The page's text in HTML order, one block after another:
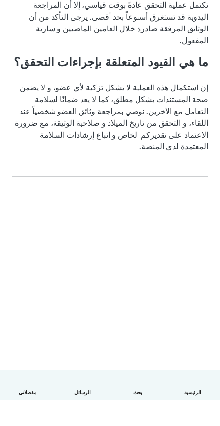
الرئيسية بحث الرسائل مفضلاتي
تكتمل عملية التحقق عادةً بوقت قياسي، إلا أن المراجعة
اليدوية قد تستغرق أسبوعاً بحد أقصى. يرجى التأكد من أن
الوثائق المرفقة صادرة خلال العامين الماضيين و سارية
المفعول.
ما هي القيود المتعلقة بإجراءات التحقق؟
إن استكمال هذه العملية لا يشكل تزكية لأي عضو، و لا يضمن
صحة المستندات بشكل مطلق، كما لا يعد ضمانًا لسلامة
التعامل مع الآخرين. نوصي بمراجعة وثائق العضو شخصياً عند
اللقاء، و التحقق من تاريخ الميلاد و صلاحية الوثيقة، مع ضرورة
الاعتماد على تقديركم الخاص و اتباع إرشادات السلامة
المعتمدة لدى المنصة.